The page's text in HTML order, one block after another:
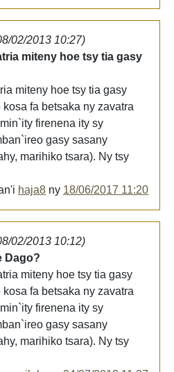
02/2013 10:27)
miteny hoe tsy tia gasy
miteny hoe tsy tia gasy
fa betsaka ny zavatra
firenena ity sy
gasy sasany
marihiko tsara). Ny tsy
haja8 ny 18/06/2017 11:20
02/2013 10:12)
Dago?
miteny hoe tsy tia gasy
fa betsaka ny zavatra
firenena ity sy
gasy sasany
marihiko tsara). Ny tsy